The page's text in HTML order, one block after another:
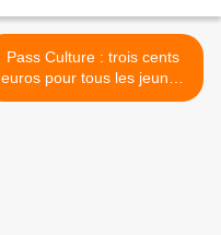
Pass Culture : trois cents
euros pour tous les jeunes
de 18 ans >